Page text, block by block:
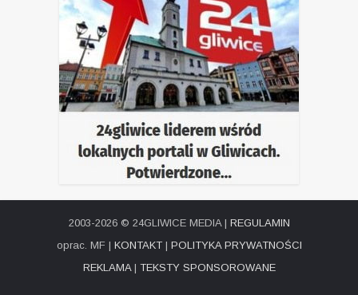
2003-2026 © 24GLIWICE MEDIA | REGULAMIN
oprac. MF | KONTAKT| POLITYKA PRYWATNOŚCI
REKLAMA| TEKSTY SPONSOROWANE